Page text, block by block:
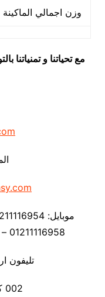
وزن اجمالي الماكينة
مع تحياتنا و
تليفون ارضي
002 كود مصر قبل الرقم